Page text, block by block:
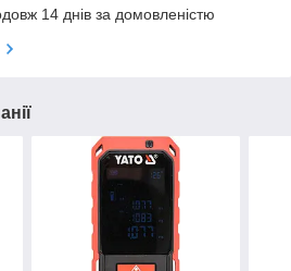
14 днів за домовленістю